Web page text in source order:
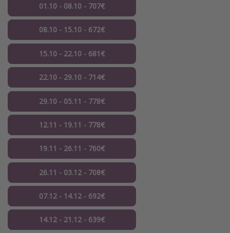
01.10 - 08.10 - 707€
08.10 - 15.10 - 672€
15.10 - 22.10 - 681€
22.10 - 29.10 - 714€
29.10 - 05.11 - 778€
12.11 - 19.11 - 778€
19.11 - 26.11 - 760€
26.11 - 03.12 - 708€
07.12 - 14.12 - 692€
14.12 - 21.12 - 639€